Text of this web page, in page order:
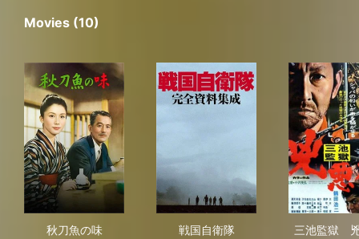
Movies (10)
秋刀魚の味
戦国自衛隊
三池監獄